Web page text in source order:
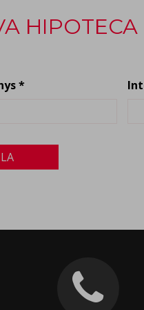
HIPOTECA
*